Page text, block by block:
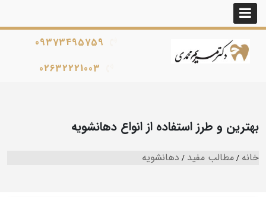
09373495759
02632221003
بهترین و طرز استفاده از انواع دهانشویه
خانه مطالب مفید دهانشویه